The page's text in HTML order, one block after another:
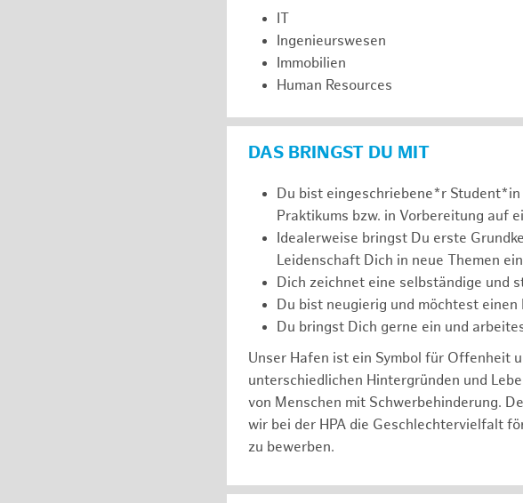
IT
Ingenieurswesen
Immobilien
Human Resources
DAS BRINGST DU MIT
Du bist eingeschriebene*r
Praktikums bzw. in Vorbereitung auf
Idealerweise bringst Du erste
Leidenschaft Dich in neue Themen
Dich zeichnet eine selbständige und
Du bist neugierig und möchtest einen
Du bringst Dich gerne ein und
Unser Hafen ist ein Symbol für Offenheit
unterschiedlichen Hintergründen und
von Menschen mit Schwerbehinderung.
wir bei der HPA die Geschlechtervielfalt
zu bewerben.